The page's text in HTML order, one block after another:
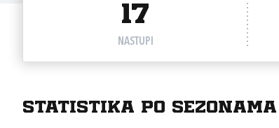
17
NASTUPI
Statistika po sezonama